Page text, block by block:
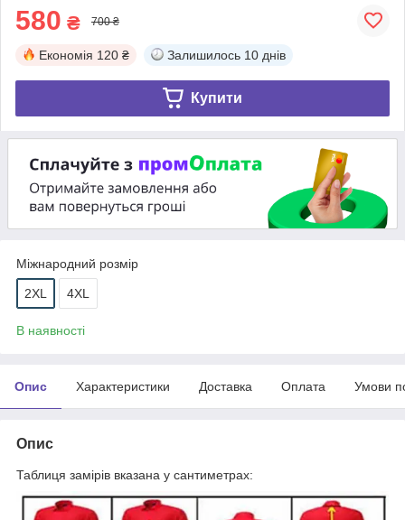
580 ₴ 700 ₴
Економія 120 ₴ Залишилось 10 днів
Купити
Міжнародний розмір
2XL 4XL
В наявності
Опис Характеристики Доставка Оплата Умови
Опис
Таблиця замірів вказана у сантиметрах: